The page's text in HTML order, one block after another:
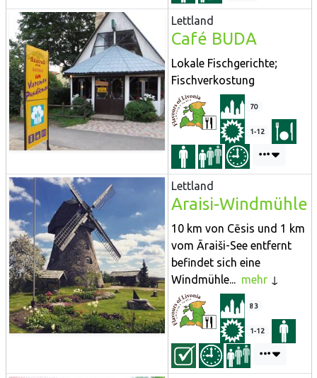
Lettland
Café BUDA
Lokale Fischgerichte;
Fischverkostung
70
1-12
Lettland
Araisi-Windmühle
10 km von Cēsis und 1 km
vom Āraiši-See entfernt
befindet sich eine
Windmühle... mehr
83
1-12